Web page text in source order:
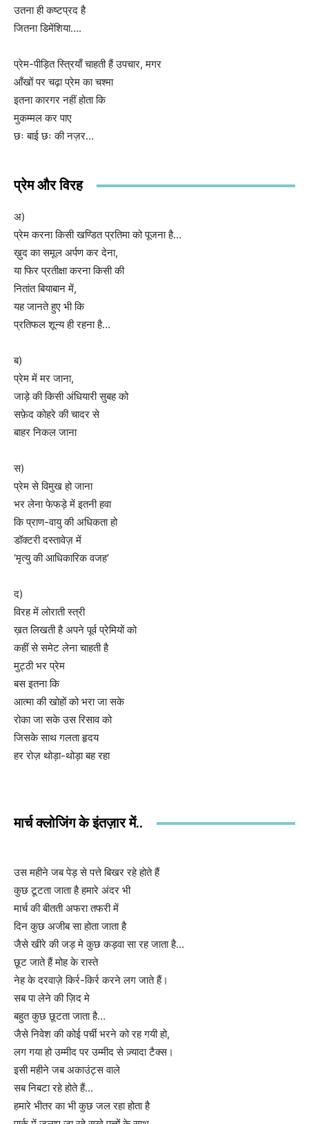
उतना ही कष्टप्रद है
जितना डिमेंशिया….
प्रेम-पीड़ित स्त्रियाँ चाहती हैं उपचार, मगर
आँखों पर चढ़ा प्रेम का चश्मा
इतना कारगर नहीं होता कि
मुकम्मल कर पाए
छः बाई छः की नज़र…
प्रेम और विरह
अ)
प्रेम करना किसी खण्डित प्रतिमा को पूजना है…
ख़ुद का समूल अर्पण कर देना,
या फिर प्रतीक्षा करना किसी की
नितांत बियाबान में,
यह जानते हुए भी कि
प्रतिफल शून्य ही रहना है…
ब)
प्रेम में मर जाना,
जाड़े की किसी अंधियारी सुबह को
सफ़ेद कोहरे की चादर से
बाहर निकल जाना
स)
प्रेम से विमुख हो जाना
भर लेना फेफड़े में इतनी हवा
कि प्राण-वायु की अधिकता हो
डॉक्टरी दस्तावेज़ में
‘मृत्यु की आधिकारिक वजह’
द)
विरह में लोराती स्त्री
ख़त लिखती है अपने पूर्व प्रेमियों को
कहीं से समेट लेना चाहती है
मुट्ठी भर प्रेम
बस इतना कि
आत्मा की खोहों को भरा जा सके
रोका जा सके उस रिसाव को
जिसके साथ गलता हृदय
हर रोज़ थोड़ा-थोड़ा बह रहा
मार्च क्लोजिंग के इंतज़ार में..
उस महीने जब पेड़ से पत्ते बिखर रहे होते हैं
कुछ टूटता जाता है हमारे अंदर भी
मार्च की बीतती अफरा तफरी में
दिन कुछ अजीब सा होता जाता है
जैसे खीरे की जड़ मे कुछ कड़वा सा रह जाता है…
छूट जाते हैं मोह के रास्ते
नेह के दरवाज़े किर्र-किर्र करने लग जाते हैं।
सब पा लेने की ज़िद मे
बहुत कुछ छूटता जाता है…
जैसे निवेश की कोई पर्ची भरने को रह गयी हो,
लग गया हो उम्मीद पर उम्मीद से ज़्यादा टैक्स।
इसी महीने जब अकाउंट्स वाले
सब निबटा रहे होते हैं…
हमारे भीतर का भी कुछ जल रहा होता है